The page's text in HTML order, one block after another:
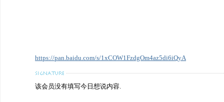
https://pan.baidu.com/s/1xCOW1FzdgOm4az5di6iQyA
该会员没有填写今日想说内容.